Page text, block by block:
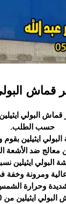
قماش
البولي ايثيلين
حسب الطلب.‏
من 90 ريال للمتر المربع.